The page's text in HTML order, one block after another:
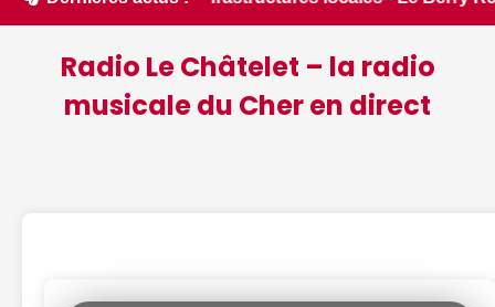
Radio Le Châtelet – la radio
musicale du Cher en direct